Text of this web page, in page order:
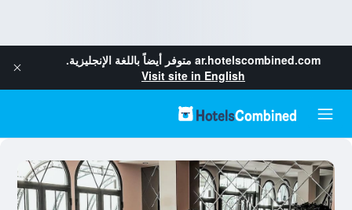
ar.hotelscombined.com متوفر أيضاً باللغة الإنجليزية.
Visit site in English